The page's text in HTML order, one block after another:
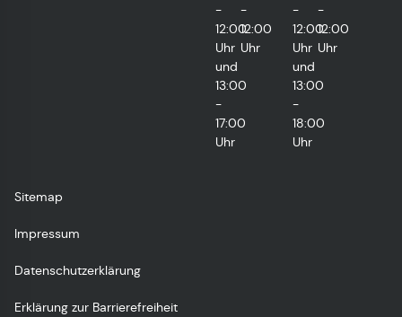
-
12:00
Uhr
und
13:00
-
17:00
Uhr
-
12:00
Uhr
-
12:00
Uhr
und
13:00
-
18:00
Uhr
-
12:00
Uhr
Sitemap
Impressum
Datenschutzerklärung
Erklärung zur Barrierefreiheit